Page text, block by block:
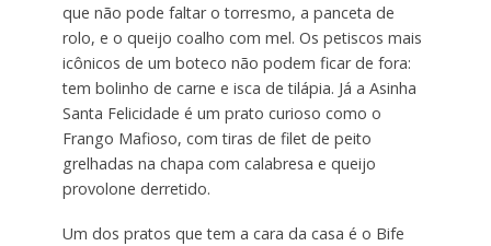
que não pode faltar o torresmo, a panceta de
rolo, e o queijo coalho com mel. Os petiscos mais
icônicos de um boteco não podem ficar de fora:
tem bolinho de carne e isca de tilápia. Já a Asinha
Santa Felicidade é um prato curioso como o
Frango Mafioso, com tiras de filet de peito
grelhadas na chapa com calabresa e queijo
provolone derretido.
Um dos pratos que tem a cara da casa é o Bife